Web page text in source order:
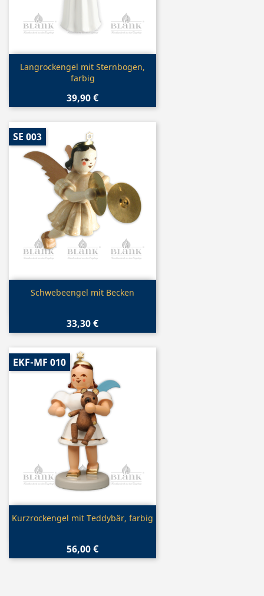
Vorschau
Langrockengel mit Sternbogen,
farbig
39,90 €
Vorschau
Schwebeengel mit Becken
33,30 €
SE 003
Vorschau
Kurzrockengel mit Teddybär, farbig
56,00 €
EKF-MF 010